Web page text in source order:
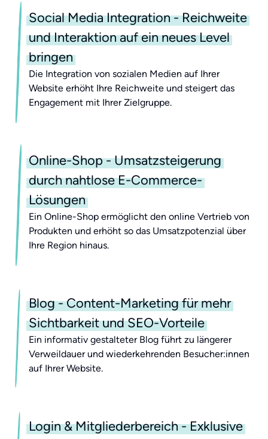
Social Media Integration - Reichweite
und Interaktion auf ein neues Level
bringen
Die Integration von sozialen Medien auf Ihrer
Website erhöht Ihre Reichweite und steigert das
Engagement mit Ihrer Zielgruppe.
Online-Shop - Umsatzsteigerung
durch nahtlose E-Commerce-
Lösungen
Ein Online-Shop ermöglicht den online Vertrieb von
Produkten und erhöht so das Umsatzpotenzial über
Ihre Region hinaus.
Blog - Content-Marketing für mehr
Sichtbarkeit und SEO-Vorteile
Ein informativ gestalteter Blog führt zu längerer
Verweildauer und wiederkehrenden Besucher:innen
auf Ihrer Website.
Login & Mitgliederbereich - Exklusive